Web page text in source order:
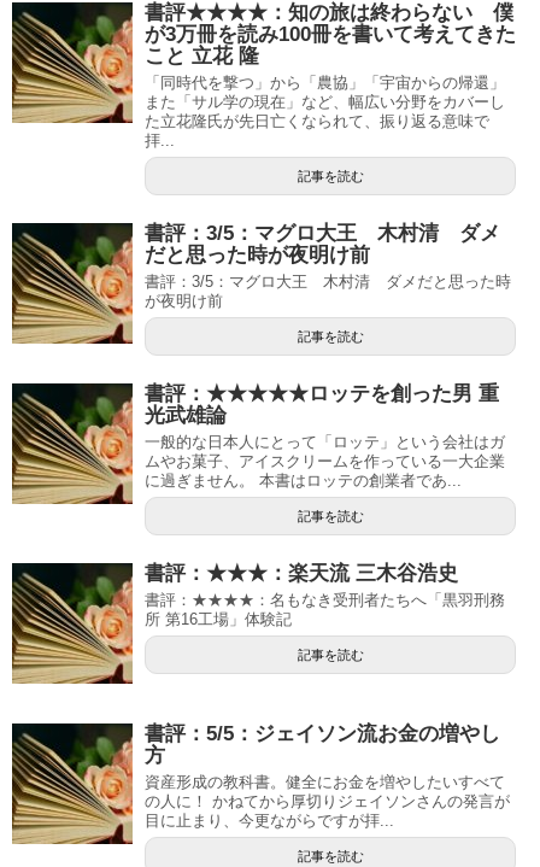
書評★★★★：知の旅は終わらない 僕
が3万冊を読み100冊を書いて考えてきた
こと 立花 隆
「同時代を撃つ」から「農協」「宇宙からの帰還」
また「サル学の現在」など、幅広い分野をカバーし
た立花隆氏が先日亡くなられて、振り返る意味で
拝...
記事を読む
書評：3/5：マグロ大王 木村清 ダメ
だと思った時が夜明け前
書評：3/5：マグロ大王 木村清 ダメだと思った時
が夜明け前
記事を読む
書評：★★★★★ロッテを創った男 重
光武雄論
一般的な日本人にとって「ロッテ」という会社はガ
ムやお菓子、アイスクリームを作っている一大企業
に過ぎません。 本書はロッテの創業者であ...
記事を読む
書評：★★★：楽天流 三木谷浩史
書評：★★★★：名もなき受刑者たちへ「黒羽刑務
所 第16工場」体験記
記事を読む
書評：5/5：ジェイソン流お金の増やし
方
資産形成の教科書。健全にお金を増やしたいすべて
の人に！ かねてから厚切りジェイソンさんの発言が
目に止まり、今更ながらですが拝...
記事を読む